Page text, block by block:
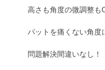
高さも角度の微調整も
パットを痛くない角度
問題解決間違いなし！